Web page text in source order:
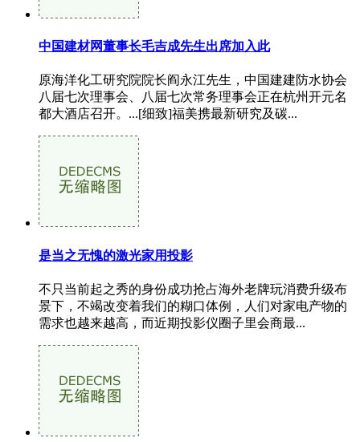
中国建材网董事长毛吉成先生出席加入此
原海洋化工研究院院长阎永江先生，中国建建防水协会
八届七次理事会、八届七次常务理事会正在杭州开元名
都大酒店召开。...[细致]福美携最新研究及碳...
是当之无愧的激光家用投影
不只当前起之秀的身份成功抢占海外老牌玩消费升级布
景下，不竭改变着我们的糊口体例，人们对家电产物的
需求也越来越高，而近期投影仪圈子里会商最...